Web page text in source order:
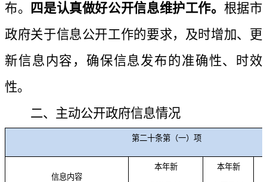
布。
四是认真做好公开信息维护工作。 根据市
政府关于信息公开工作的要求，及时增加、更
新信息内容，确保信息发布的准确性、时效
性。
二、 主动公开政府信息情况
第二十条第（一）项
信息内容
本年新 本年新